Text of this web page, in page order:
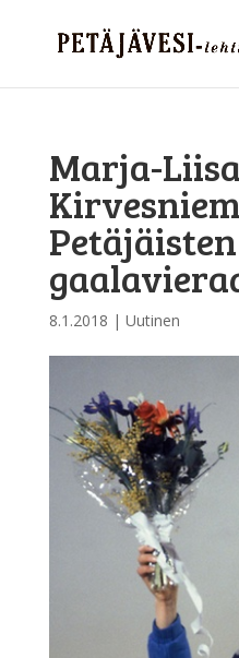
Marja-Liisa
Petäjäisten
8.1.2018 | Uutinen